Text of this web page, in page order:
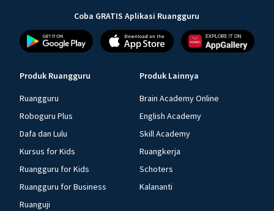
Coba GRATIS Aplikasi Ruangguru
Produk Ruangguru
Ruangguru
Roboguru Plus
Dafa dan Lulu
Kursus for Kids
Ruangguru for Kids
Ruangguru for Business
Ruanguji
Produk Lainnya
Brain Academy Online
English Academy
Skill Academy
Ruangkerja
Schoters
Kalananti